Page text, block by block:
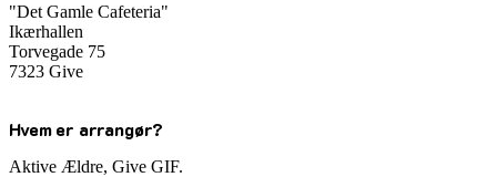
"Det Gamle Cafeteria"
Ikærhallen
Torvegade 75
7323 Give
Hvem er arrangør?
Aktive Ældre, Give GIF.